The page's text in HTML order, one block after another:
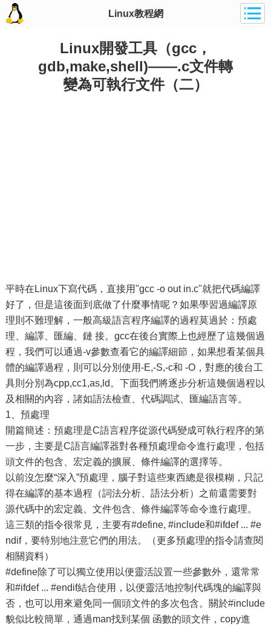
Linux教程網
Linux開發工具（gcc，
gdb,make,shell)——.c文件轉
變為可執行文件（二）
平時在Linux下寫代碼，直接用"gcc -o out in.c"就把代碼編譯
好了，但是這後面到底做了什麼事情呢？如果學習過編譯原
理則不難理解，一般高級語言程序編譯的過程莫過於：預處
理、編譯、匯編、鏈 接。gcc在後台實際上也經歷了這幾個過
程，我們可以通過-v參數查看它的編譯細節，如果想看某個具
體的編譯過程，則可以分別使用-E,-S,-c和 -O，對應的後台工
具則分別為cpp,cc1,as,ld。下面我們將逐步分析這幾個過程以
及相關的內容，諸如語法檢查、代碼調試、匯編語言等。
1、預處理
開篇簡述：預處理是C語言程序從源代碼變成可執行程序的第
一步，主要是C語言編譯器對各種預處理命令進行處理，包括
頭文件的包含、宏定義的擴展、條件編譯的選擇等。
以前沒怎麼“深入”預處理，腦子對這些東西總是很模糊，只記
得在編譯的基本過程（詞法分析、語法分析）之前還需要對
源代碼中的宏定義、文件包含、條件編譯等命令進行處理。
這三類的指令很常見，主要有#define, #include和#ifdef ... #e
ndif，要特別地注意它們的用法。（更多預處理的指令請查閱
相關資料）
#define除了可以獨立使用以便靈活設置一些參數外，還常常
和#ifdef ... #endif結合使用，以便靈活地控制代碼塊的編譯與
否，也可以用來避免同一個頭文件的多次包含。關於#include
貌似比較簡單，通過man找到某個 函數的頭文件，copy進